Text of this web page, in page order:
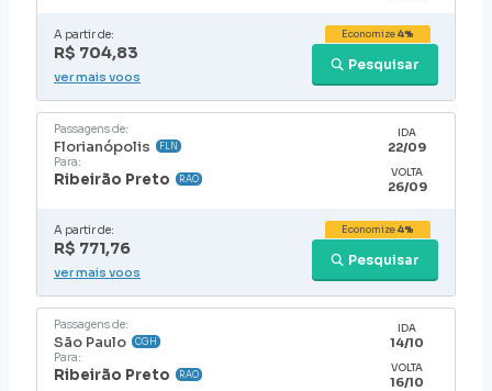
A partir de:
R$ 704,83
Pesquisar
Economize4%
ver mais voos
Passagens de:
Florianópolis FLN
Para:
Ribeirão Preto RAO
IDA
22/09
VOLTA
26/09
A partir de:
R$ 771,76
Pesquisar
Economize4%
ver mais voos
Passagens de:
São Paulo CGH
Para:
Ribeirão Preto RAO
IDA
14/10
VOLTA
16/10